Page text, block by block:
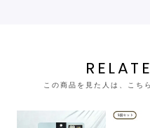
この商品を見た人は、こち